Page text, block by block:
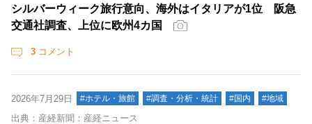
シルバーウィーク旅行意向、海外はイタリアが1位 阪急
交通社調査、上位に欧州4カ国
3 コメント
2026年7月29日 #ホテル・旅館 #調査・分析・統計 #国内 #地域
出典：産経新聞：産経ニュース